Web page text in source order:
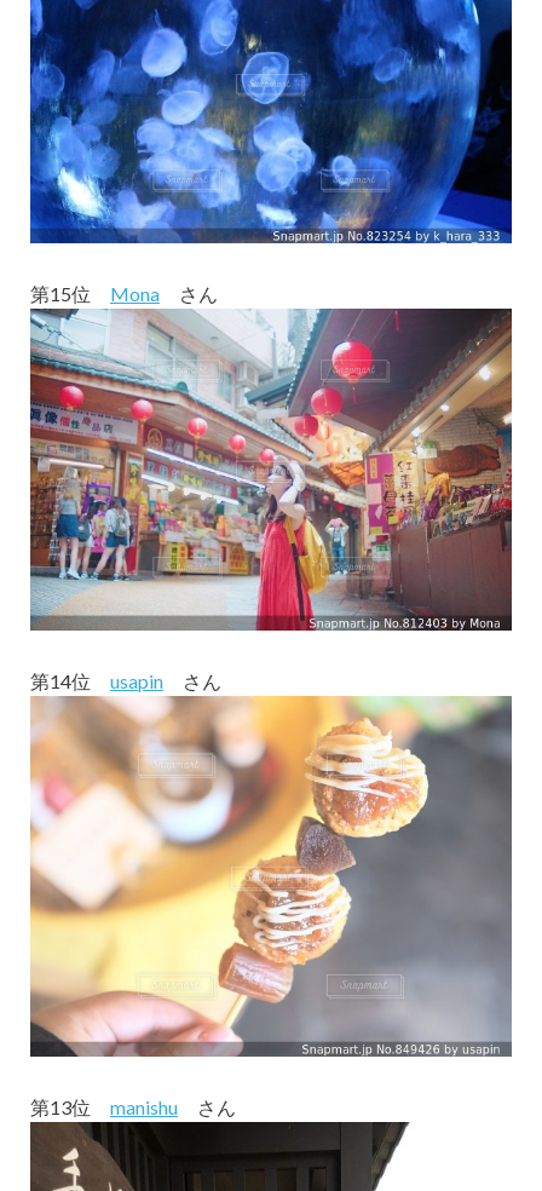
第15位 Monaさん
第14位 usapinさん
第13位 manishuさん